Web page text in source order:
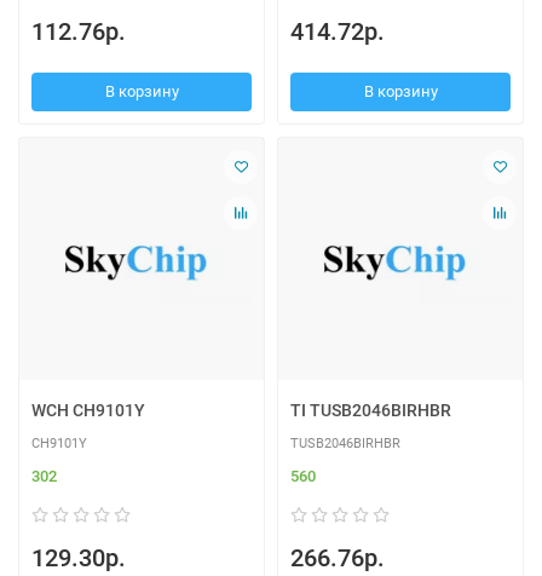
112.76р.
В корзину
414.72р.
В корзину
WCH CH9101Y
CH9101Y
302
129.30р.
TI TUSB2046BIRHBR
TUSB2046BIRHBR
560
266.76р.